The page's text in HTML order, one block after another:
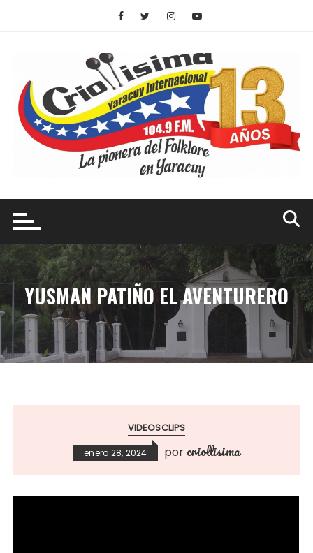
YUSMAN PATIÑO EL AVENTURERO
VIDEOSCLIPS
enero 28, 2024 por criollisima